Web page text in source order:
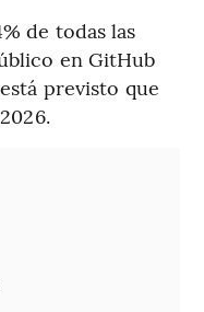
de todas las
en GitHub
previsto que